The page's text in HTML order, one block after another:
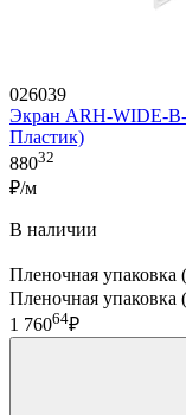
026039
Экран ARH-WIDE-
Пластик)
88032
₽/м
В наличии
Пленочная
Пленочная упаковка
1 76064₽